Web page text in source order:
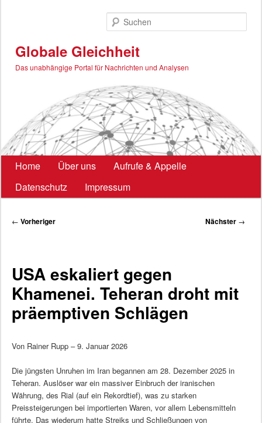
Globale Gleichheit
Das unabhängige Portal für Nachrichten und Analysen
Hauptmenü
Home Über uns
Aufrufe & Appelle
Datenschutz
Impressum
Beitragsnavigation
← Vorheriger Nächster →
USA eskaliert gegen
Khamenei. Teheran droht mit
präemptiven Schlägen
Von Rainer Rupp – 9. Januar 2026
Die jüngsten Unruhen im Iran begannen am 28. Dezember 2025 in
Teheran. Auslöser war ein massiver Einbruch der iranischen
Währung, des Rial (auf ein Rekordtief), was zu starken
Preissteigerungen bei importierten Waren, vor allem Lebensmitteln
führte. Das wiederum hatte Streiks und Schließungen von